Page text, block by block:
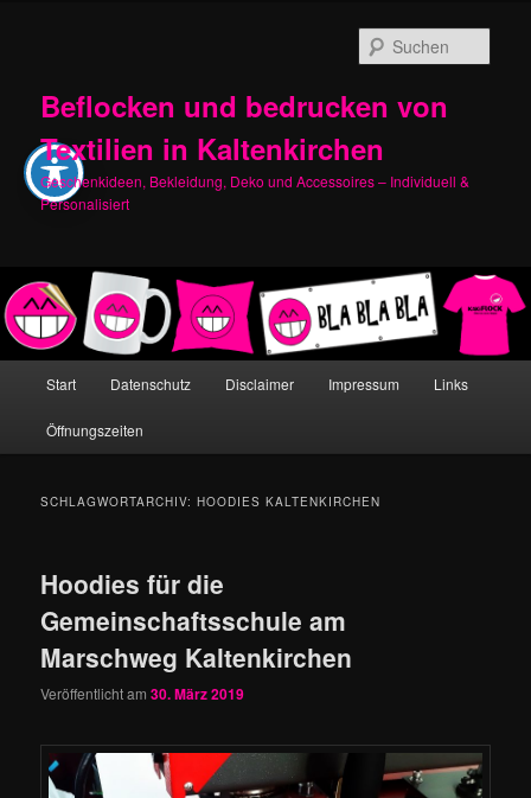
Beflocken und bedrucken von
Textilien in Kaltenkirchen
Geschenkideen, Bekleidung, Deko und Accessoires – Individuell &
Personalisiert
Start Datenschutz Disclaimer Impressum Links
Öffnungszeiten
SCHLAGWORTARCHIV:HOODIES KALTENKIRCHEN
Hoodies für die
Gemeinschaftsschule am
Marschweg Kaltenkirchen
Veröffentlicht am30. März 2019